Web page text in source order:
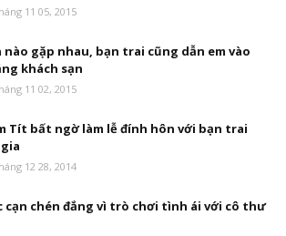
11 05, 2015
nào gặp nhau, bạn trai cũng dẫn em vào
khách sạn
11 02, 2015
Tít bất ngờ làm lễ đính hôn với bạn trai
12 28, 2014
cạn chén đắng vì trò chơi tình ái với cô thư